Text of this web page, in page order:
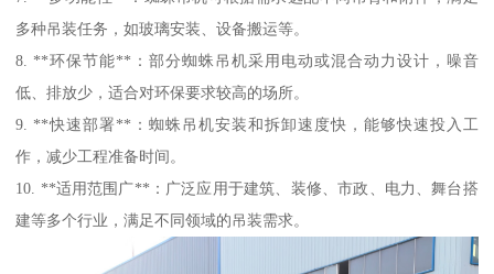
多种吊装任务，如玻璃安装、设备搬运等。
8. **环保节能**：部分蜘蛛吊机采用电动或混合动力设计，噪音
低、排放少，适合对环保要求较高的场所。
9. **快速部署**：蜘蛛吊机安装和拆卸速度快，能够快速投入工
作，减少工程准备时间。
10. **适用范围广**：广泛应用于建筑、装修、市政、电力、舞台搭
建等多个行业，满足不同领域的吊装需求。